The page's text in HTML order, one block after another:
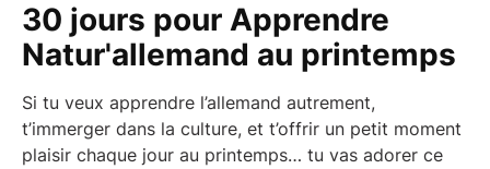
30 jours pour Apprendre
Natur'allemand au printemps
Si tu veux apprendre l’allemand autrement,
t’immerger dans la culture, et t’offrir un petit moment
plaisir chaque jour au printemps… tu vas adorer ce